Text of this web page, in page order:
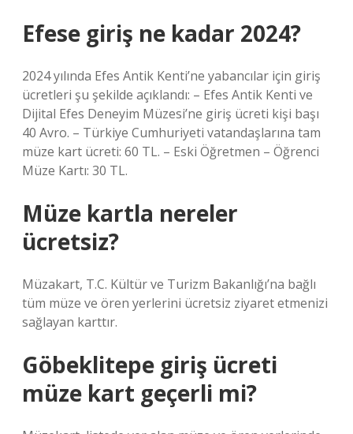
Efese giriş ne kadar 2024?
2024 yılında Efes Antik Kenti’ne yabancılar için giriş
ücretleri şu şekilde açıklandı: – Efes Antik Kenti ve
Dijital Efes Deneyim Müzesi’ne giriş ücreti kişi başı
40 Avro. – Türkiye Cumhuriyeti vatandaşlarına tam
müze kart ücreti: 60 TL. – Eski Öğretmen – Öğrenci
Müze Kartı: 30 TL.
Müze kartla nereler
ücretsiz?
Müzakart, T.C. Kültür ve Turizm Bakanlığı’na bağlı
tüm müze ve ören yerlerini ücretsiz ziyaret etmenizi
sağlayan karttır.
Göbeklitepe giriş ücreti
müze kart geçerli mi?